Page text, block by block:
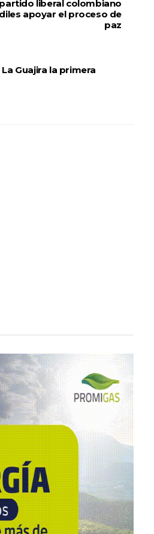
liberal colombiano
apoyar el proceso de
paz
Guajira la primera